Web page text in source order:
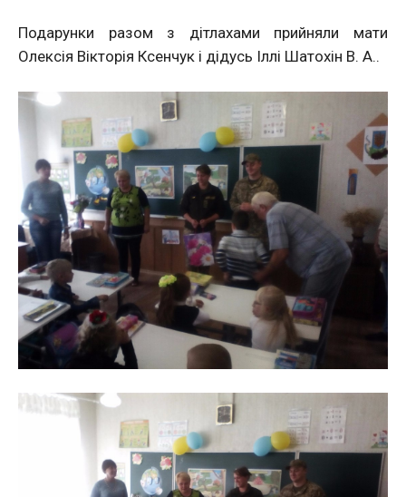
Подарунки разом з дітлахами прийняли мати
Олексія Вікторія Ксенчук і дідусь Іллі Шатохін В. А..